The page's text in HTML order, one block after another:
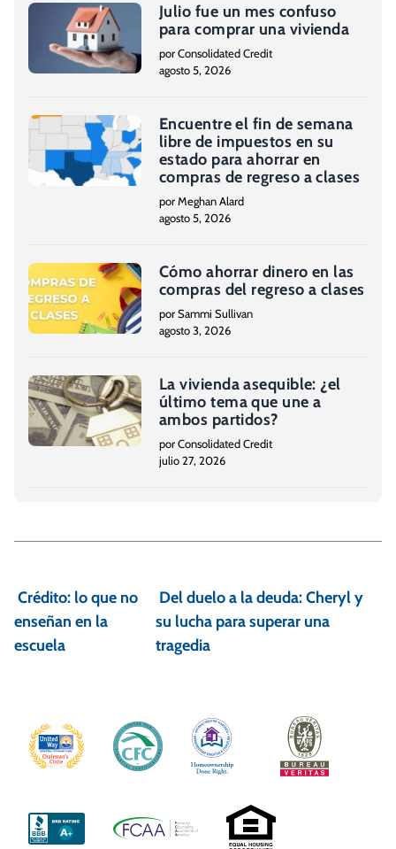
Julio fue un mes confuso
para comprar una vivienda
por Consolidated Credit
agosto 5, 2026
Encuentre el fin de semana
libre de impuestos en su
estado para ahorrar en
compras de regreso a clases
por Meghan Alard
agosto 5, 2026
Cómo ahorrar dinero en las
compras del regreso a clases
por Sammi Sullivan
agosto 3, 2026
La vivienda asequible: ¿el
último tema que une a
ambos partidos?
por Consolidated Credit
julio 27, 2026
a
v
e
Crédito: lo que no
enseñan en la
escuela
Del duelo a la deuda: Cheryl y
su lucha para superar una
tragedia